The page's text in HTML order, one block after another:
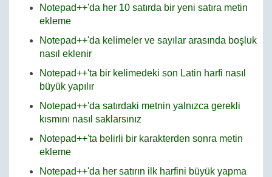
Notepad++'da her 10 satırda bir yeni satıra metin
ekleme
Notepad++'da kelimeler ve sayılar arasında boşluk
nasıl eklenir
Notepad++'ta bir kelimedeki son Latin harfi nasıl
büyük yapılır
Notepad++'da satırdaki metnin yalnızca gerekli
kısmını nasıl saklarsınız
Notepad++'ta belirli bir karakterden sonra metin
ekleme
Notepad++'da her satırın ilk harfini büyük yapma